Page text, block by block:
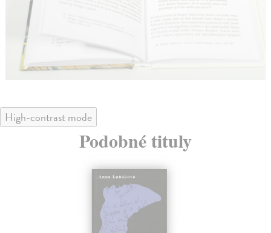
High-contrast mode
Podobné tituly